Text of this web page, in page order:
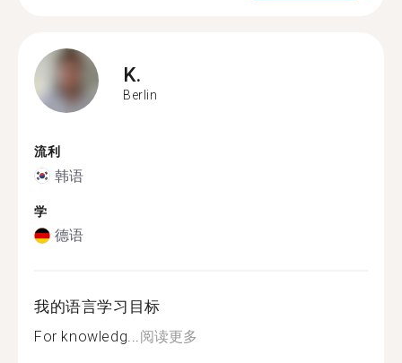
K.
Berlin
流利
韩语
学
德语
我的语言学习目标
For knowledg...阅读更多